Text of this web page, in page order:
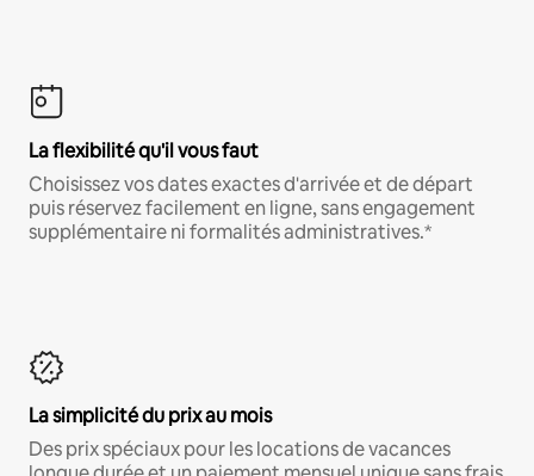
La flexibilité qu'il vous faut
Choisissez vos dates exactes d'arrivée et de départ
puis réservez facilement en ligne, sans engagement
supplémentaire ni formalités administratives.*
La simplicité du prix au mois
Des prix spéciaux pour les locations de vacances